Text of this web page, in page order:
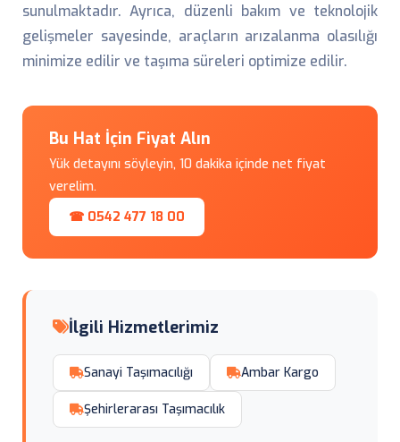
sunulmaktadır. Ayrıca, düzenli bakım ve teknolojik
gelişmeler sayesinde, araçların arızalanma olasılığı
minimize edilir ve taşıma süreleri optimize edilir.
Bu Hat İçin Fiyat Alın
Yük detayını söyleyin, 10 dakika içinde net fiyat
verelim.
☎ 0542 477 18 00
İlgili Hizmetlerimiz
Sanayi Taşımacılığı Ambar Kargo
Şehirlerarası Taşımacılık